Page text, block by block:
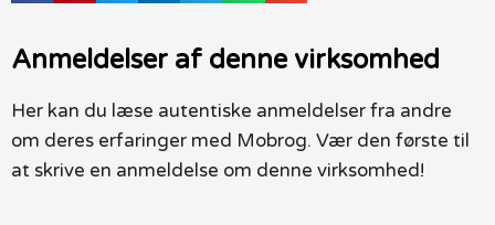
Anmeldelser af denne virksomhed
Her kan du læse autentiske anmeldelser fra andre
om deres erfaringer med Mobrog. Vær den første til
at skrive en anmeldelse om denne virksomhed!